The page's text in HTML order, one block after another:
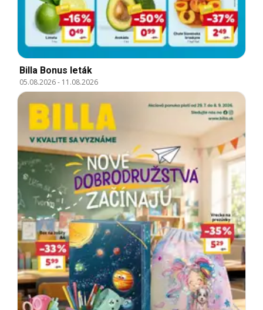
Billa Bonus leták
05.08.2026- 11.08.2026